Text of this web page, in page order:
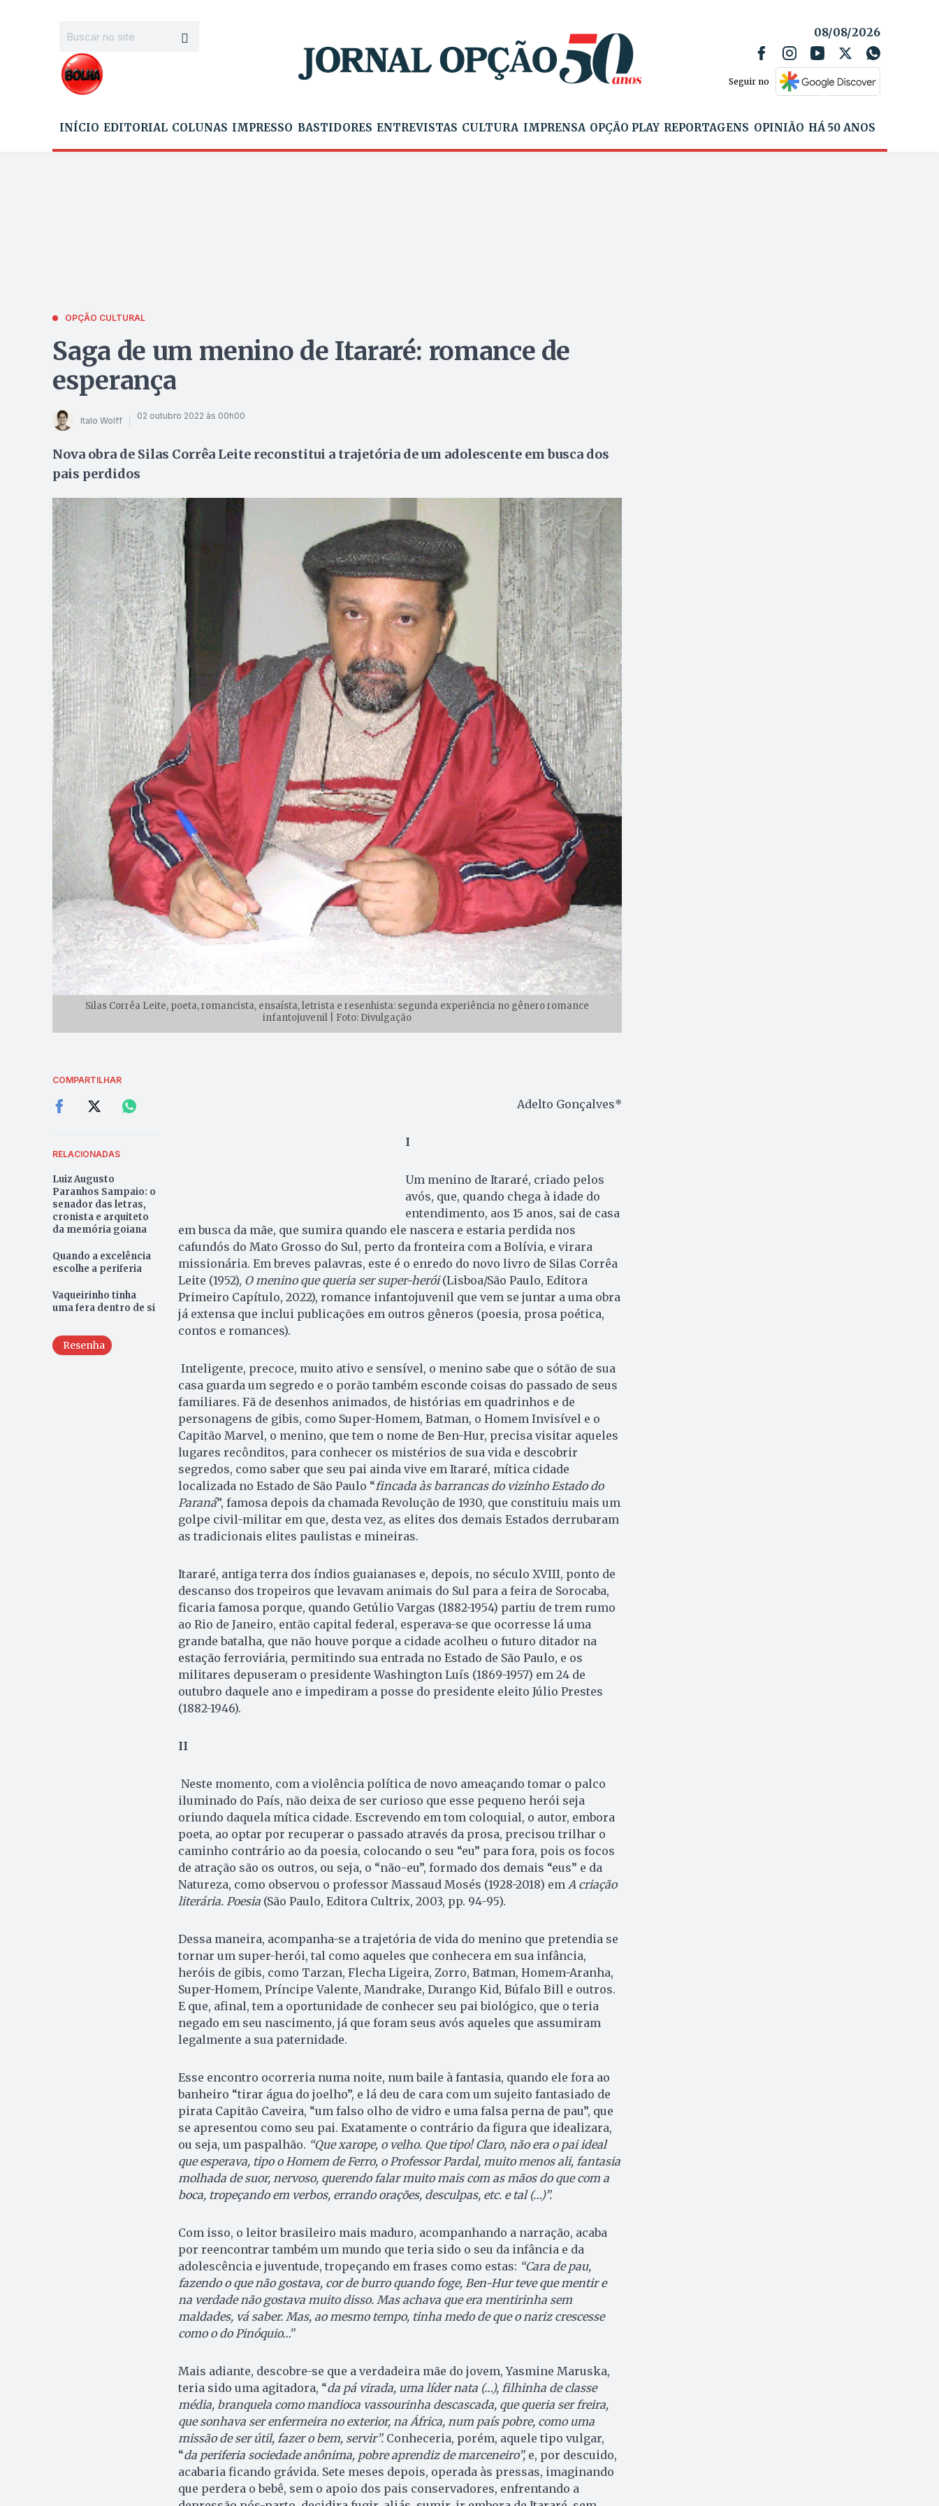
08/08/2026
Seguir no
INÍCIO EDITORIAL COLUNAS IMPRESSO BASTIDORES ENTREVISTAS CULTURA IMPRENSA OPÇÃO PLAY REPORTAGENS OPINIÃO HÁ 50 ANOS
OPÇÃO CULTURAL
Saga de um menino de Itararé: romance de
esperança
Italo Wolff 02 outubro 2022 às 00h00
Nova obra de Silas Corrêa Leite reconstitui a trajetória de um adolescente em busca dos
pais perdidos
Silas Corrêa Leite, poeta, romancista, ensaísta, letrista e resenhista: segunda experiência no gênero romance
infantojuvenil | Foto: Divulgação
COMPARTILHAR
RELACIONADAS
Luiz Augusto
Paranhos Sampaio: o
senador das letras,
cronista e arquiteto
da memória goiana
Quando a excelência
escolhe a periferia
Vaqueirinho tinha
uma fera dentro de si
Resenha
Adelto Gonçalves*
I
Um menino de Itararé, criado pelos
avós, que, quando chega à idade do
entendimento, aos 15 anos, sai de casa
em busca da mãe, que sumira quando ele nascera e estaria perdida nos
cafundós do Mato Grosso do Sul, perto da fronteira com a Bolívia, e virara
missionária. Em breves palavras, este é o enredo do novo livro de Silas Corrêa
Leite (1952), O menino que queria ser super-herói(Lisboa/São Paulo, Editora
Primeiro Capítulo, 2022), romance infantojuvenil que vem se juntar a uma obra
já extensa que inclui publicações em outros gêneros (poesia, prosa poética,
contos e romances).
Inteligente, precoce, muito ativo e sensível, o menino sabe que o sótão de sua
casa guarda um segredo e o porão também esconde coisas do passado de seus
familiares. Fã de desenhos animados, de histórias em quadrinhos e de
personagens de gibis, como Super-Homem, Batman, o Homem Invisível e o
Capitão Marvel, o menino, que tem o nome de Ben-Hur, precisa visitar aqueles
lugares recônditos, para conhecer os mistérios de sua vida e descobrir
segredos, como saber que seu pai ainda vive em Itararé, mítica cidade
localizada no Estado de São Paulo “fincada às barrancas do vizinho Estado do
Paraná”, famosa depois da chamada Revolução de 1930, que constituiu mais um
golpe civil-militar em que, desta vez, as elites dos demais Estados derrubaram
as tradicionais elites paulistas e mineiras.
Itararé, antiga terra dos índios guaianases e, depois, no século XVIII, ponto de
descanso dos tropeiros que levavam animais do Sul para a feira de Sorocaba,
ficaria famosa porque, quando Getúlio Vargas (1882-1954) partiu de trem rumo
ao Rio de Janeiro, então capital federal, esperava-se que ocorresse lá uma
grande batalha, que não houve porque a cidade acolheu o futuro ditador na
estação ferroviária, permitindo sua entrada no Estado de São Paulo, e os
militares depuseram o presidente Washington Luís (1869-1957) em 24 de
outubro daquele ano e impediram a posse do presidente eleito Júlio Prestes
(1882-1946).
II
Neste momento, com a violência política de novo ameaçando tomar o palco
iluminado do País, não deixa de ser curioso que esse pequeno herói seja
oriundo daquela mítica cidade. Escrevendo em tom coloquial, o autor, embora
poeta, ao optar por recuperar o passado através da prosa, precisou trilhar o
caminho contrário ao da poesia, colocando o seu “eu” para fora, pois os focos
de atração são os outros, ou seja, o “não-eu”, formado dos demais “eus” e da
Natureza, como observou o professor Massaud Mosés (1928-2018) em A criação
literária. Poesia(São Paulo, Editora Cultrix, 2003, pp. 94-95).
Dessa maneira, acompanha-se a trajetória de vida do menino que pretendia se
tornar um super-herói, tal como aqueles que conhecera em sua infância,
heróis de gibis, como Tarzan, Flecha Ligeira, Zorro, Batman, Homem-Aranha,
Super-Homem, Príncipe Valente, Mandrake, Durango Kid, Búfalo Bill e outros.
E que, afinal, tem a oportunidade de conhecer seu pai biológico, que o teria
negado em seu nascimento, já que foram seus avós aqueles que assumiram
legalmente a sua paternidade.
Esse encontro ocorreria numa noite, num baile à fantasia, quando ele fora ao
banheiro “tirar água do joelho”, e lá deu de cara com um sujeito fantasiado de
pirata Capitão Caveira, “um falso olho de vidro e uma falsa perna de pau”, que
se apresentou como seu pai. Exatamente o contrário da figura que idealizara,
ou seja, um paspalhão. “Que xarope, o velho. Que tipo! Claro, não era o pai ideal
que esperava, tipo o Homem de Ferro, o Professor Pardal, muito menos ali, fantasia
molhada de suor, nervoso, querendo falar muito mais com as mãos do que com a
boca, tropeçando em verbos, errando orações, desculpas, etc. e tal (…)”.
Com isso, o leitor brasileiro mais maduro, acompanhando a narração, acaba
por reencontrar também um mundo que teria sido o seu da infância e da
adolescência e juventude, tropeçando em frases como estas: “Cara de pau,
fazendo o que não gostava, cor de burro quando foge, Ben-Hur teve que mentir e
na verdade não gostava muito disso. Mas achava que era mentirinha sem
maldades, vá saber. Mas, ao mesmo tempo, tinha medo de que o nariz crescesse
como o do Pinóquio…”
Mais adiante, descobre-se que a verdadeira mãe do jovem, Yasmine Maruska,
teria sido uma agitadora, “da pá virada, uma líder nata (…), filhinha de classe
média, branquela como mandioca vassourinha descascada, que queria ser freira,
que sonhava ser enfermeira no exterior, na África, num país pobre, como uma
missão de ser útil, fazer o bem, servir”.Conheceria, porém, aquele tipo vulgar,
“da periferia sociedade anônima, pobre aprendiz de marceneiro”,e, por descuido,
acabaria ficando grávida. Sete meses depois, operada às pressas, imaginando
que perdera o bebê, sem o apoio dos pais conservadores, enfrentando a